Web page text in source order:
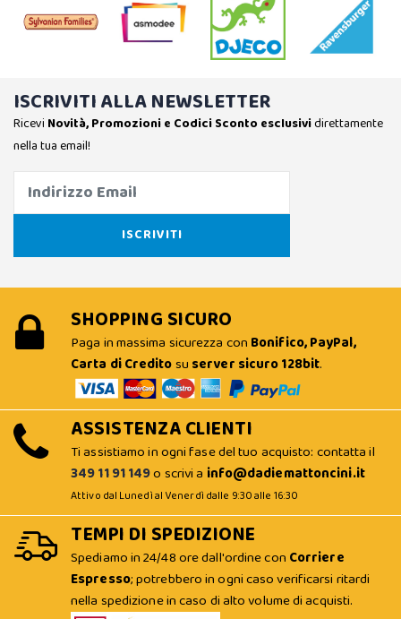
ISCRIVITI ALLA NEWSLETTER
Ricevi Novità, Promozioni e Codici Sconto esclusividirettamente
nella tua email!
SHOPPING SICURO
Paga in massima sicurezza con Bonifico, PayPal,
Carta di Creditosu server sicuro 128bit.
ASSISTENZA CLIENTI
Ti assistiamo in ogni fase del tuo acquisto: contatta il
349 11 91 149o scrivi a info@dadiemattoncini.it
Attivo dal Lunedì al Venerdì dalle 9:30 alle 16:30
TEMPI DI SPEDIZIONE
Spediamo in 24/48 ore dall'ordine con Corriere
Espresso; potrebbero in ogni caso verificarsi ritardi
nella spedizione in caso di alto volume di acquisti.